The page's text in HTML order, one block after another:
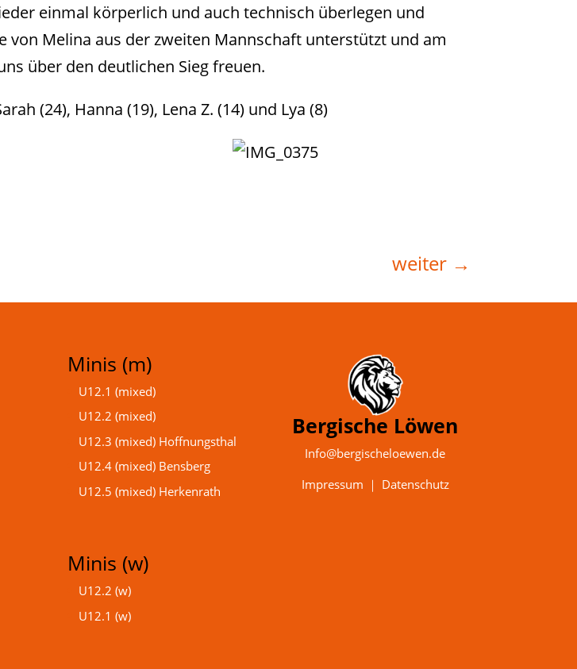
einmal körperlich und auch technisch überlegen und
Melina aus der zweiten Mannschaft unterstützt und am
über den deutlichen Sieg freuen.
(24), Hanna (19), Lena Z. (14) und Lya (8)
weiter→
Minis (m)
U12.1 (mixed)
U12.2 (mixed)
U12.3 (mixed) Hoffnungsthal
U12.4 (mixed) Bensberg
U12.5 (mixed) Herkenrath
Minis (w)
U12.2 (w)
U12.1 (w)
Bergische Löwen
Info@bergischeloewen.de
Impressum ｜ Datenschutz